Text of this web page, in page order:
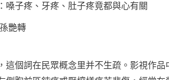
子疼、牙疼、肚子疼竟都與心有關
艷轉
個詞在民眾概念里并不生疏。影視作品